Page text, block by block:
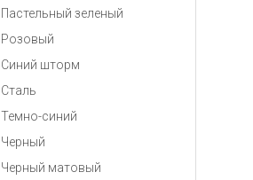
Пастельный зеленый
Розовый
Синий шторм
Сталь
Темно-синий
Черный
Черный матовый